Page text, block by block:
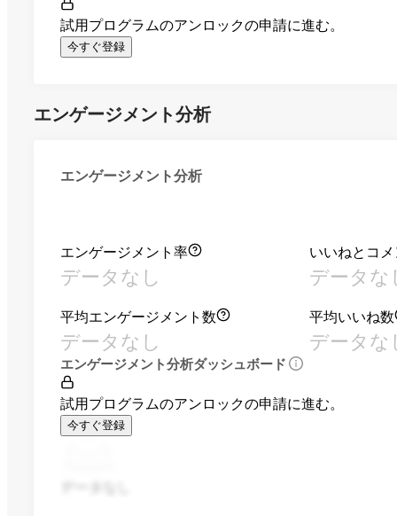
試用プログラムのアンロックの申請に進む。
今すぐ登録
エンゲージメント分析
エンゲージメント分析
エンゲージメント率
データなし
いいねとコ
データな
平均エンゲージメント数
データなし
平均いいね数
データな
エンゲージメント分析ダッシュボード
試用プログラムのアンロックの申請に進む。
今すぐ登録